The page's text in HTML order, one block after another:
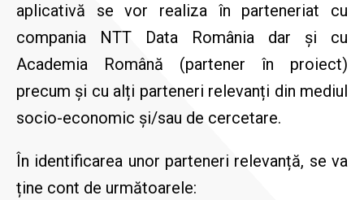
aplicativă se vor realiza în parteneriat cu
compania NTT Data România dar și cu
Academia Română (partener în proiect)
precum și cu alți parteneri relevanți din mediul
socio-economic și/sau de cercetare.
În identificarea unor parteneri relevanță, se va
ține cont de următoarele: